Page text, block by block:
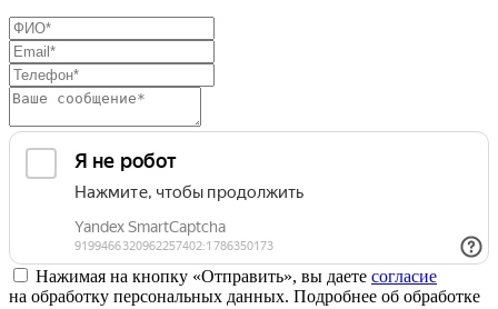
Нажимая на кнопку «Отправить», вы даете согласие
на обработку персональных данных. Подробнее об обработке